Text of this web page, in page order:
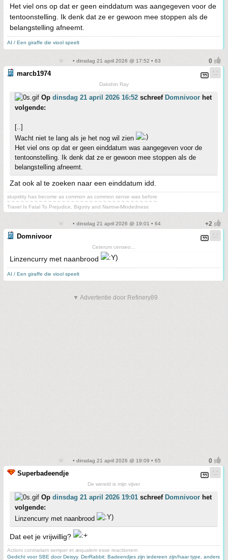
Het viel ons op dat er geen einddatum was aangegeven voor de
tentoonstelling. Ik denk dat ze er gewoon mee stoppen als de
belangstelling afneemt.
AI / Een giraffe die viool speelt
• dinsdag 21 april 2026 @ 17:52 • 63
marcb1974
Dakshin Ray
Op dinsdag 21 april 2026 16:52 schreef Domnivoor het
volgende:
[..]
Wacht niet te lang als je het nog wil zien
Het viel ons op dat er geen einddatum was aangegeven voor de
tentoonstelling. Ik denk dat ze er gewoon mee stoppen als de
belangstelling afneemt.
Zat ook al te zoeken naar een einddatum idd.
stupidity has become as common as common sense was before
~ ~ ~ ~ ~ ~ ~ ~ ~ ~ ~ ~ ~ ~ ~ ~ ~ ~ ~ ~ ~ ~ ~ ~ ~ ~ ~ ~ ~ ~ ~ ~ ~
Travel Is Fatal To Prejudice, Bigotry and Narrow-Mindedness
• dinsdag 21 april 2026 @ 19:01 • 64
Domnivoor
Ceterum censeo...
Linzencurry met naanbrood
AI / Een giraffe die viool speelt
▼ Advertentie door Refinery89
• dinsdag 21 april 2026 @ 19:09 • 65
Superbadeendje
De wereld is mijn vijver
Op dinsdag 21 april 2026 19:01 schreef Domnivoor het
volgende:
Linzencurry met naanbrood
Dat eet je vrijwillig?
Actioni contrariam semper et æqualem esse reactionem
Gedicht voor SBE door Deisyy, DerRabbit: Badeendjes zijn iedereen zijn/haar type, anders